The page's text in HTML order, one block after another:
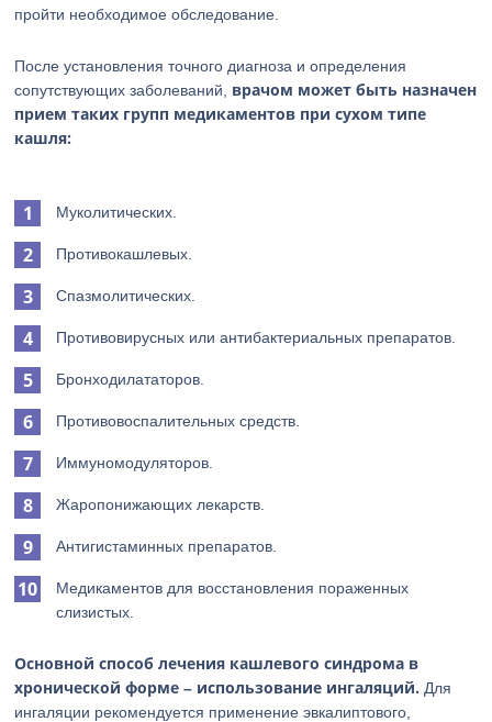
пройти необходимое обследование.
После установления точного диагноза и определения
сопутствующих заболеваний, врачом может быть назначен
прием таких групп медикаментов при сухом типе
кашля:
Муколитических.
Противокашлевых.
Спазмолитических.
Противовирусных или антибактериальных препаратов.
Бронходилататоров.
Противовоспалительных средств.
Иммуномодуляторов.
Жаропонижающих лекарств.
Антигистаминных препаратов.
Медикаментов для восстановления пораженных
слизистых.
Основной способ лечения кашлевого синдрома в
хронической форме – использование ингаляций. Для
ингаляции рекомендуется применение эвкалиптового,